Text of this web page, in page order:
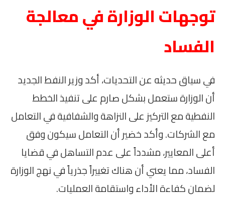
توجهات الوزارة في معالجة
الفساد
في سياق حديثه عن التحديات، أكد وزير النفط الجديد
أن الوزارة ستعمل بشكل صارم على تنفيذ الخطط
النفطية مع التركيز على النزاهة والشفافية في التعامل
مع الشركات. وأكد خضير أن التعامل سيكون وفق
أعلى المعايير، مشدداً على عدم التساهل في قضايا
الفساد، مما يعني أن هناك تغييراً جذرياً في نهج الوزارة
لضمان كفاءة الأداء واستقامة العمليات.